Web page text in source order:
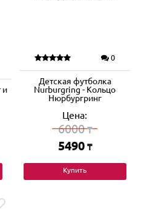
и
0
Детская футболка
Nurburgring - Кольцо
Нюрбургринг
Цена:
6000₸
5490 ₸
Купить